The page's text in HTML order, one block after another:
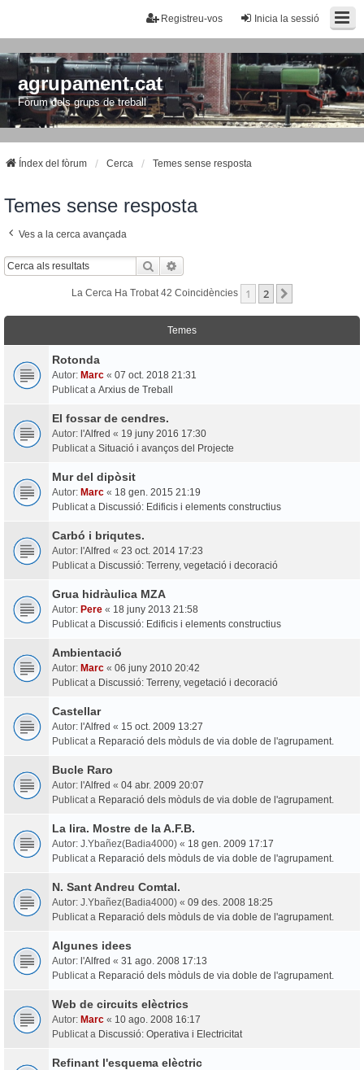
Inicia la sessió
Registreu-vos
agrupament.cat
Fòrum dels grups de treball
Índex del fòrum Cerca Temes sense resposta
Temes sense resposta
Ves a la cerca avançada
Cerca
La Cerca Ha Trobat 42 Coincidències 1 2
Temes
Rotonda
Autor: Marc « 07 oct. 2018 21:31
Publicat a Arxius de Treball
El fossar de cendres.
Autor: l'Alfred « 19 juny 2016 17:30
Publicat a Situació i avanços del Projecte
Mur del dipòsit
Autor: Marc « 18 gen. 2015 21:19
Publicat a Discussió: Edificis i elements constructius
Carbó i briqutes.
Autor: l'Alfred « 23 oct. 2014 17:23
Publicat a Discussió: Terreny, vegetació i decoració
Grua hidràulica MZA
Autor: Pere « 18 juny 2013 21:58
Publicat a Discussió: Edificis i elements constructius
Ambientació
Autor: Marc « 06 juny 2010 20:42
Publicat a Discussió: Terreny, vegetació i decoració
Castellar
Autor: l'Alfred « 15 oct. 2009 13:27
Publicat a Reparació dels mòduls de via doble de l'agrupament.
Bucle Raro
Autor: l'Alfred « 04 abr. 2009 20:07
Publicat a Reparació dels mòduls de via doble de l'agrupament.
La lira. Mostre de la A.F.B.
Autor: J.Ybañez(Badia4000) « 18 gen. 2009 17:17
Publicat a Reparació dels mòduls de via doble de l'agrupament.
N. Sant Andreu Comtal.
Autor: J.Ybañez(Badia4000) « 09 des. 2008 18:25
Publicat a Reparació dels mòduls de via doble de l'agrupament.
Algunes idees
Autor: l'Alfred « 31 ago. 2008 17:13
Publicat a Reparació dels mòduls de via doble de l'agrupament.
Web de circuits elèctrics
Autor: Marc « 10 ago. 2008 16:17
Publicat a Discussió: Operativa i Electricitat
Refinant l'esquema elèctric